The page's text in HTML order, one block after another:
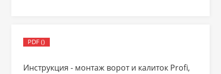
PDF ()
Инструкция - монтаж ворот и калиток Profi,